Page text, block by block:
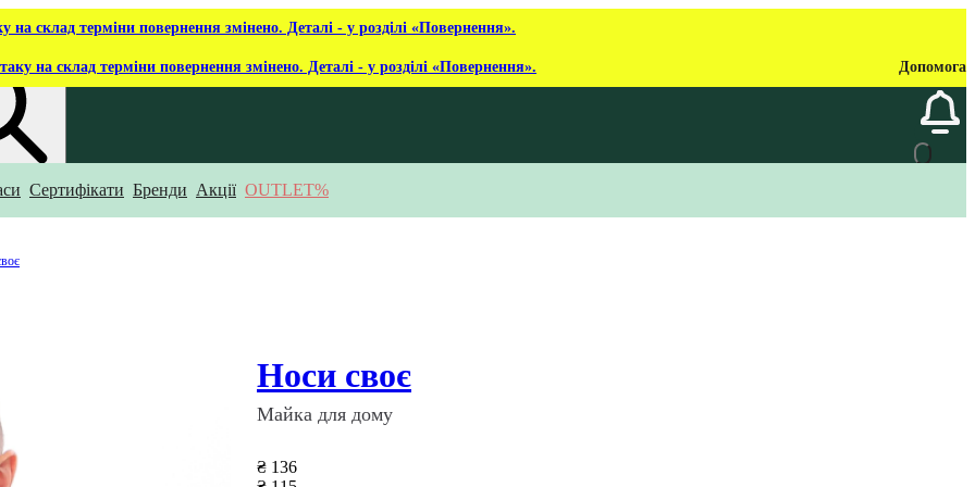
на склад терміни повернення змінено. Деталі - у розділі «Повернення».
на склад терміни повернення змінено. Деталі - у розділі «Повернення». Допомога
Сертифікати Бренди Акції OUTLET%
Носи своє
Майка для дому
₴ 136